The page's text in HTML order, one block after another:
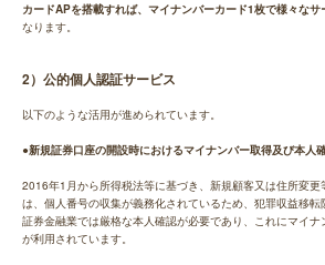
カードAPを搭載すれば、マイナンバーカード1枚で様々なサ
なります。
2）公的個人認証サービス
以下のような活用が進められています。
●新規証券口座の開設時におけるマイナンバー取得及び本人
2016年1月から所得税法等に基づき、新規顧客又は住所変更
は、個人番号の収集が義務化されているため、犯罪収益移
証券金融業では厳格な本人確認が必要であり、これにマイ
が利用されています。